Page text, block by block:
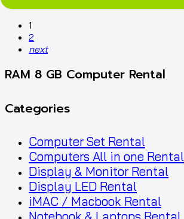
1
2
next
RAM 8 GB Computer Rental
Categories
Computer Set Rental
Computers All in one Rental
Display & Monitor Rental
Display LED Rental
iMAC / Macbook Rental